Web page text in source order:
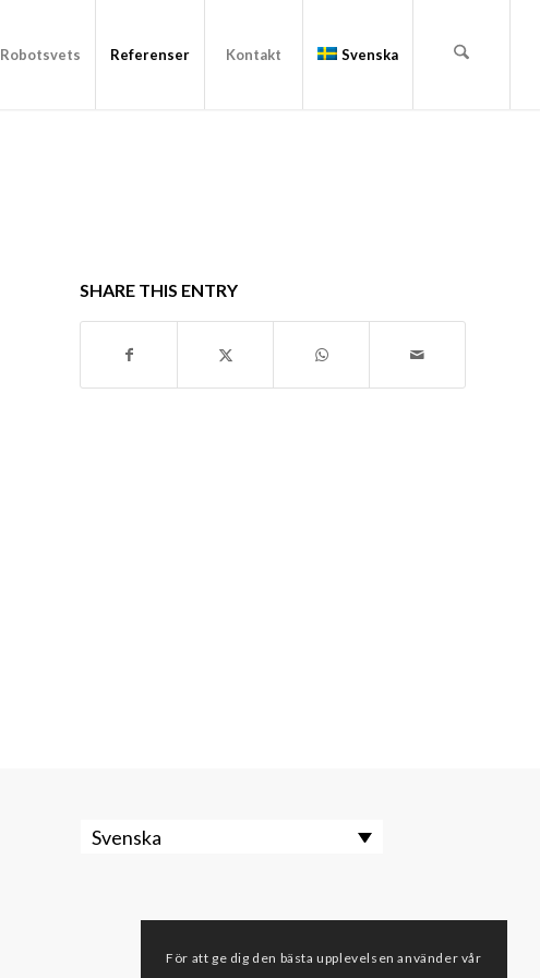
Robotsvets Referenser Kontakt Svenska
SHARE THIS ENTRY
Svenska
För att ge dig den bästa upplevelsen använder vår